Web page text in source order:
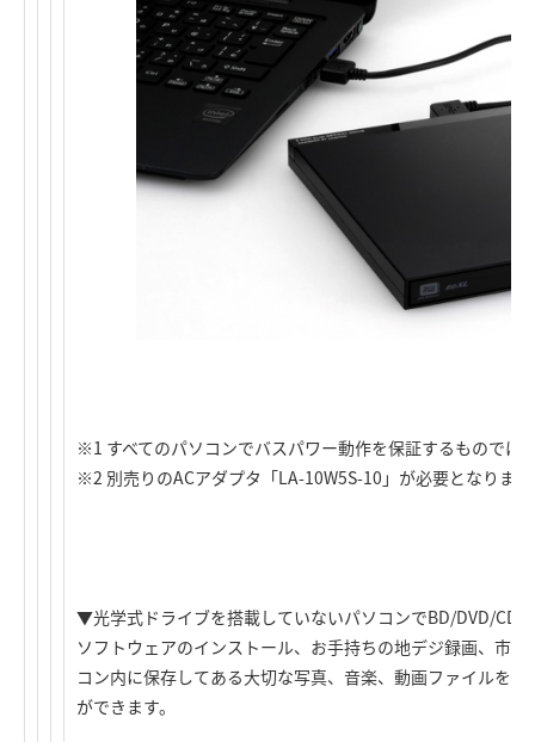
※1 すべてのパソコンでバスパワー動作を保証するものでは
※2 別売りのACアダプタ「LA-10W5S-10」が必要となりま
▼光学式ドライブを搭載していないパソコンでBD/DVD/CD
ソフトウェアのインストール、お手持ちの地デジ録画、市
コン内に保存してある大切な写真、音楽、動画ファイルを
ができます。